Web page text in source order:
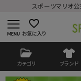
スポーツマリオ
favorite_border
お気に入り
カテゴリ ブランド